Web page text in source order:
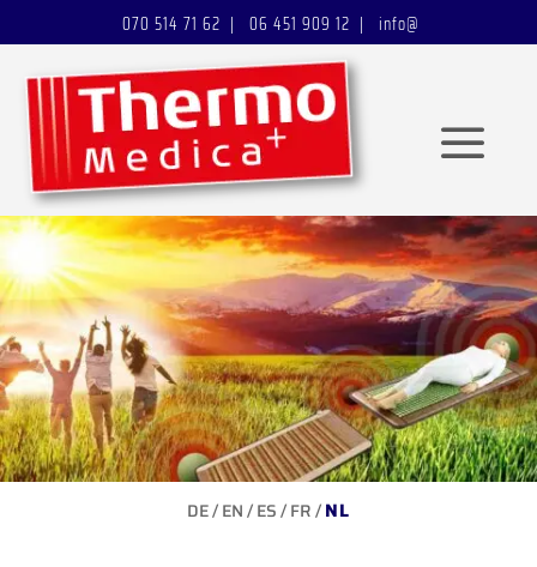
070 514 71 62 | 06 451 909 12 | info@
DE/EN/ES/FR/NL